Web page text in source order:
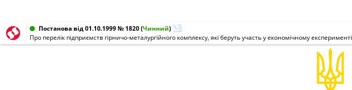
Постанова від 01.10.1999 № 1820(Чинний)
Про перелік підприємств гірничо-металургійного комплексу, які беруть участь у економічному експерименті